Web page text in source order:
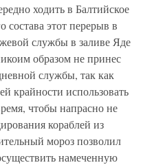
ходить в Балтийское
этот перерыв в
службы в заливе Яде
образом не принес
службы, так как
крайности использовать
чтобы напрасно не
кораблей из
мороз позволил
намеченную